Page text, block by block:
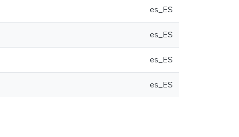
es_ES
es_ES
es_ES
es_ES